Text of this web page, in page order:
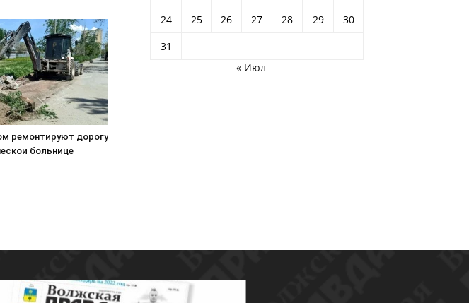
ремонтируют дорогу
больнице
24
25 26 27 28 29
30
31
« Июл